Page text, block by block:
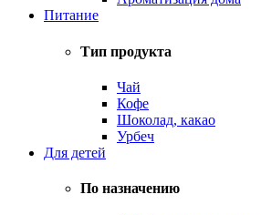
Питание
Тип продукта
Чай
Кофе
Шоколад, какао
Урбеч
Для детей
По назначению